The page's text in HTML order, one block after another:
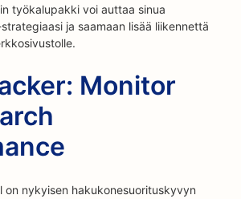
työkalupakki voi auttaa sinua
ja saamaan lisää liikennettä
Monitor
on nykyisen hakukonesuorituskyvyn